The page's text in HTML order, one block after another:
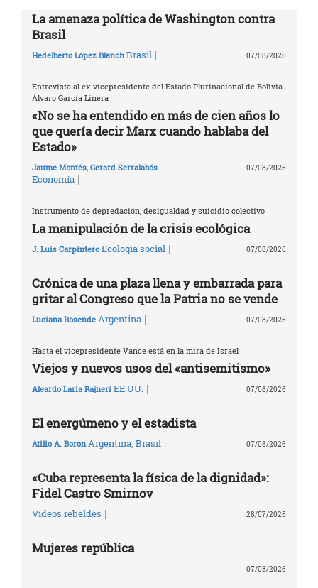
La amenaza política de Washington contra
Brasil
Hedelberto López Blanch Brasil | 07/08/2026
Entrevista al ex-vicepresidente del Estado Plurinacional de Bolivia
Álvaro García Linera
«No se ha entendido en más de cien años lo
que quería decir Marx cuando hablaba del
Estado»
Jaume Montés, Gerard Serralabós
Economía |
07/08/2026
Instrumento de depredación, desigualdad y suicidio colectivo
La manipulación de la crisis ecológica
J. Luis Carpintero Ecología social | 07/08/2026
Crónica de una plaza llena y embarrada para
gritar al Congreso que la Patria no se vende
Luciana Rosende Argentina | 07/08/2026
Hasta el vicepresidente Vance está en la mira de Israel
Viejos y nuevos usos del «antisemitismo»
Aleardo Laría Rajneri EE.UU. | 07/08/2026
El energúmeno y el estadista
Atilio A. Boron Argentina Brasil | 07/08/2026
«Cuba representa la física de la dignidad»:
Fidel Castro Smirnov
Vídeos rebeldes | 28/07/2026
Mujeres república
07/08/2026